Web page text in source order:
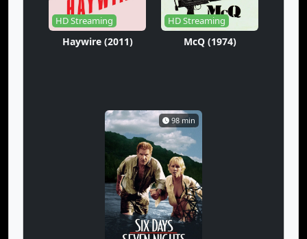
HD Streaming
Haywire (2011)
HD Streaming
McQ (1974)
98 min